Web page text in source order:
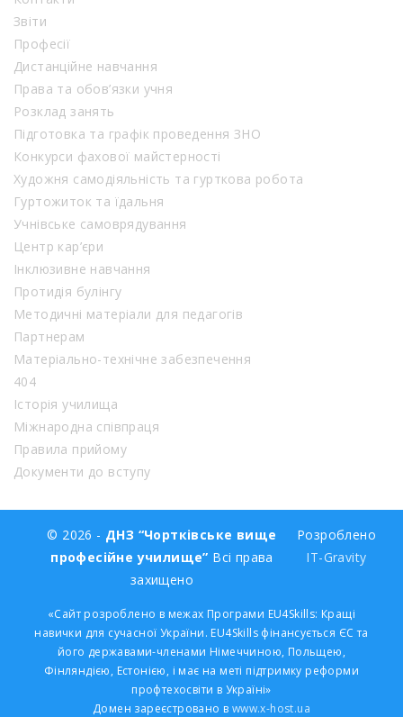
Звіти
Професії
Дистанційне навчання
Права та обов’язки учня
Розклад занять
Підготовка та графік проведення ЗНО
Конкурси фахової майстерності
Художня самодіяльність та гурткова робота
Гуртожиток та їдальня
Учнівське самоврядування
Центр кар’єри
Інклюзивне навчання
Протидія булінгу
Методичні матеріали для педагогів
Партнерам
Матеріально-технічне забезпечення
404
Історія училища
Міжнародна співпраця
Правила прийому
Документи до вступу
© 2026 - ДНЗ “Чортківське вище
професійне училище” Всі права
захищено
Розроблено
IT-Gravity
«Сайт розроблено в межах Програми EU4Skills: Кращі
навички для сучасної України. EU4Skills фінансується ЄС та
його державами-членами Німеччиною, Польщею,
Фінляндією, Естонією, і має на меті підтримку реформи
профтехосвіти в Україні»
Домен зареєстровано в www.x-host.ua